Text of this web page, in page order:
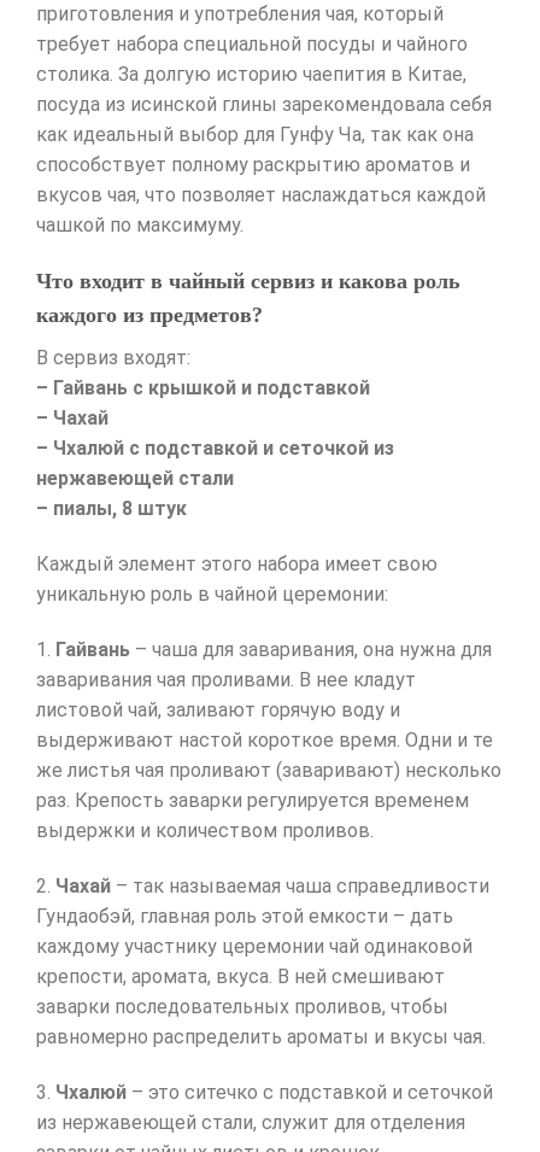
приготовления и употребления чая, который
требует набора специальной посуды и чайного
столика. За долгую историю чаепития в Китае,
посуда из исинской глины зарекомендовала себя
как идеальный выбор для Гунфу Ча, так как она
способствует полному раскрытию ароматов и
вкусов чая, что позволяет наслаждаться каждой
чашкой по максимуму.
Что входит в чайный сервиз и какова роль
каждого из предметов?
В сервиз входят:
– Гайвань с крышкой и подставкой
– Чахай
– Чхалюй с подставкой и сеточкой из
нержавеющей стали
– пиалы, 8 штук
Каждый элемент этого набора имеет свою
уникальную роль в чайной церемонии:
1. Гайвань – чаша для заваривания, она нужна для
заваривания чая проливами. В нее кладут
листовой чай, заливают горячую воду и
выдерживают настой короткое время. Одни и те
же листья чая проливают (заваривают) несколько
раз. Крепость заварки регулируется временем
выдержки и количеством проливов.
2. Чахай – так называемая чаша справедливости
Гундаобэй, главная роль этой емкости – дать
каждому участнику церемонии чай одинаковой
крепости, аромата, вкуса. В ней смешивают
заварки последовательных проливов, чтобы
равномерно распределить ароматы и вкусы чая.
3. Чхалюй – это ситечко с подставкой и сеточкой
из нержавеющей стали, служит для отделения